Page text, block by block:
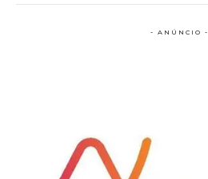
- ANÚNCIO -